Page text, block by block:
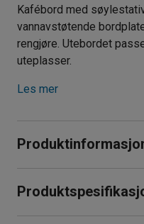
Kafébord med
vannavstøtende
rengjøre. Utebordet
uteplasser.
Les mer
utemiljøer.